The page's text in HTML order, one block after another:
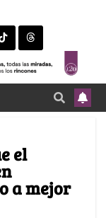
el
a mejor